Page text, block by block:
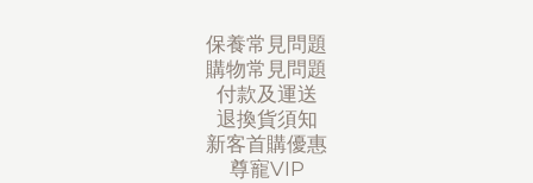
保養常見問題
購物常見問題
付款及運送
退換貨須知
新客首購優惠
尊寵VIP